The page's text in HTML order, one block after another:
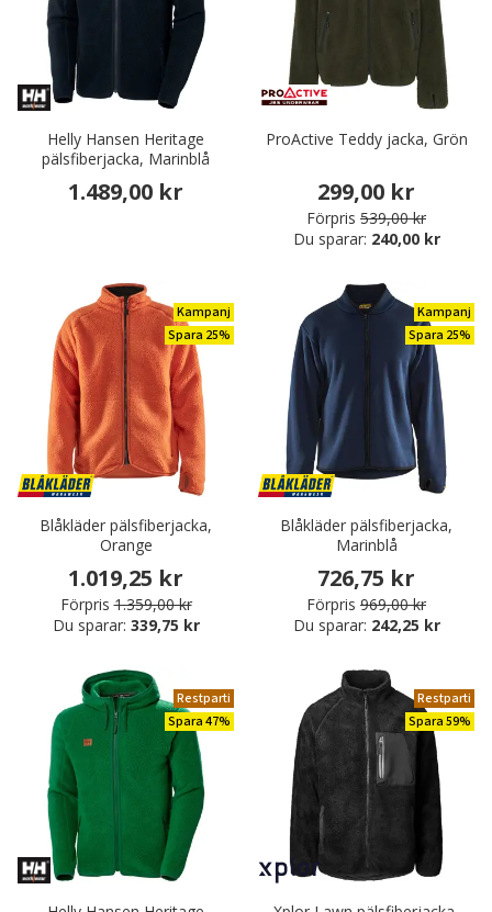
Helly Hansen Heritage
pälsfiberjacka, Marinblå
1.489,00 kr
ProActive Teddy jacka, Grön
299,00 kr
Förpris 539,00 kr
Du sparar: 240,00 kr
Kampanj
Spara 25%
Blåkläder pälsfiberjacka,
Orange
1.019,25 kr
Förpris 1.359,00 kr
Du sparar: 339,75 kr
Kampanj
Spara 25%
Blåkläder pälsfiberjacka,
Marinblå
726,75 kr
Förpris 969,00 kr
Du sparar: 242,25 kr
Restparti
Spara 47%
Restparti
Spara 59%